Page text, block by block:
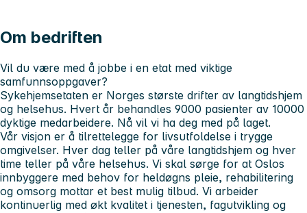
Om bedriften
Vil du være med å jobbe i en etat med viktige
samfunnsoppgaver?
Sykehjemsetaten er Norges største drifter av langtidshjem
og helsehus. Hvert år behandles 9000 pasienter av 10000
dyktige medarbeidere. Nå vil vi ha deg med på laget.
Vår visjon er å tilrettelegge for livsutfoldelse i trygge
omgivelser. Hver dag teller på våre langtidshjem og hver
time teller på våre helsehus. Vi skal sørge for at Oslos
innbyggere med behov for heldøgns pleie, rehabilitering
og omsorg mottar et best mulig tilbud. Vi arbeider
kontinuerlig med økt kvalitet i tjenesten, fagutvikling og